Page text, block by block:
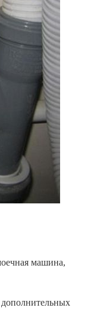
машина,
дополнительных